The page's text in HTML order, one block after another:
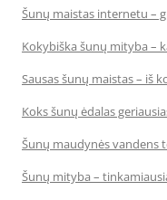
Šunų maistas internetu –
Kokybiška šunų mityba –
Sausas šunų maistas – iš
Koks šunų ėdalas
Šunų maudynės vandens
Šunų mityba –